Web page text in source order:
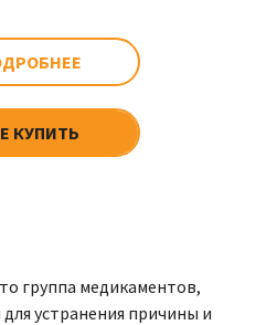
КУПИТЬ
группа медикаментов,
устранения причины и